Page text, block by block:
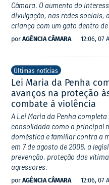
Câmara. O aumento do
divulgação, nas redes sociais,
criança com um gato dentro
por AGÊNCIA CÂMARA 12:06, 07
Últimas notícias
Lei Maria da Penha
avanços na proteção
combate à violência
A Lei Maria da Penha
consolidada como a principal
doméstica e familiar contra a
em 7 de agosto de 2006, a
prevenção, proteção das
agressores.
por AGÊNCIA CÂMARA 12:06, 07